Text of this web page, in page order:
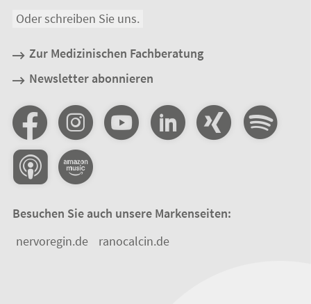
Oder schreiben Sie uns.
Zur Medizinischen Fachberatung
Newsletter abonnieren
Besuchen Sie auch unsere Markenseiten:
nervoregin.de
ranocalcin.de